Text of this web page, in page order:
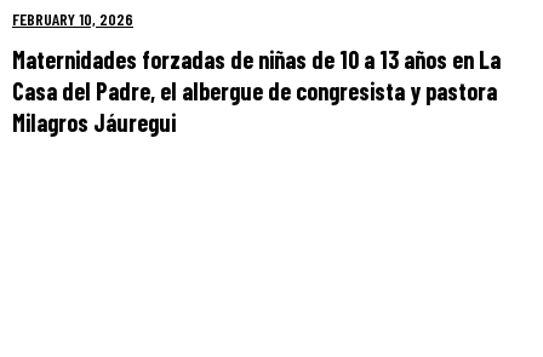
FEBRUARY 10, 2026
Maternidades forzadas de niñas de 10 a 13 años en La
Casa del Padre, el albergue de congresista y pastora
Milagros Jáuregui